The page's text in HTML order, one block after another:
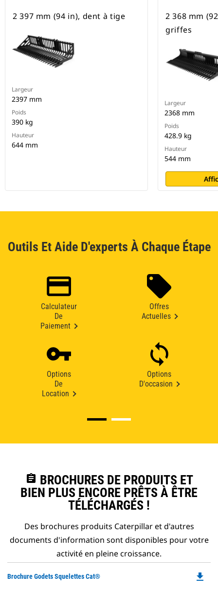
2 397 mm (94 in), dent à tige
Largeur
2397 mm
Poids
390 kg
Hauteur
644 mm
2 368 mm
griffes
Largeur
2368 mm
Poids
428.9 kg
Hauteur
544 mm
Outils Et Aide D'experts À Chaque Étape
Calculateur
De
Paiement
Offres
Actuelles
Options
De
Location
Options
D'occasion
assignment BROCHURES DE PRODUITS ET
BIEN PLUS ENCORE PRÊTS À ÊTRE
TÉLÉCHARGÉS !
Des brochures produits Caterpillar et d'autres
documents d'information sont disponibles pour votre
activité en pleine croissance.
Brochure Godets Squelettes Cat® file_download